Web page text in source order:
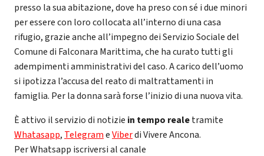
presso la sua abitazione, dove ha preso con sé i due minori
per essere con loro collocata all’interno di una casa
rifugio, grazie anche all’impegno dei Servizio Sociale del
Comune di Falconara Marittima, che ha curato tutti gli
adempimenti amministrativi del caso. A carico dell’uomo
si ipotizza l’accusa del reato di maltrattamenti in
famiglia. Per la donna sarà forse l’inizio di una nuova vita.
È attivo il servizio di notizie in tempo realetramite
Whatasapp, TelegrameViberdi Vivere Ancona.
Per Whatsapp iscriversi al canale